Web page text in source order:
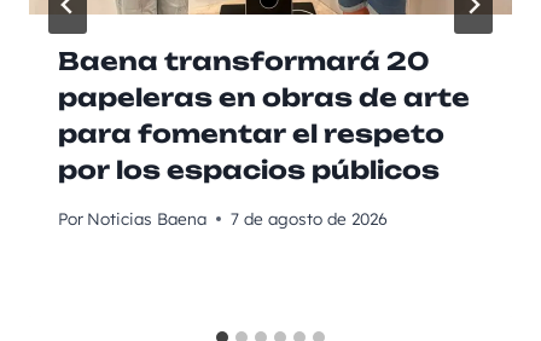
Baena transformará 20
papeleras en obras de arte
para fomentar el respeto
por los espacios públicos
Por Noticias Baena 7 de agosto de 2026